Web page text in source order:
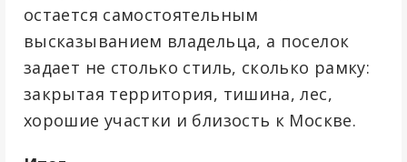
остается самостоятельным
высказыванием владельца, а поселок
задает не столько стиль, сколько рамку:
закрытая территория, тишина, лес,
хорошие участки и близость к Москве.